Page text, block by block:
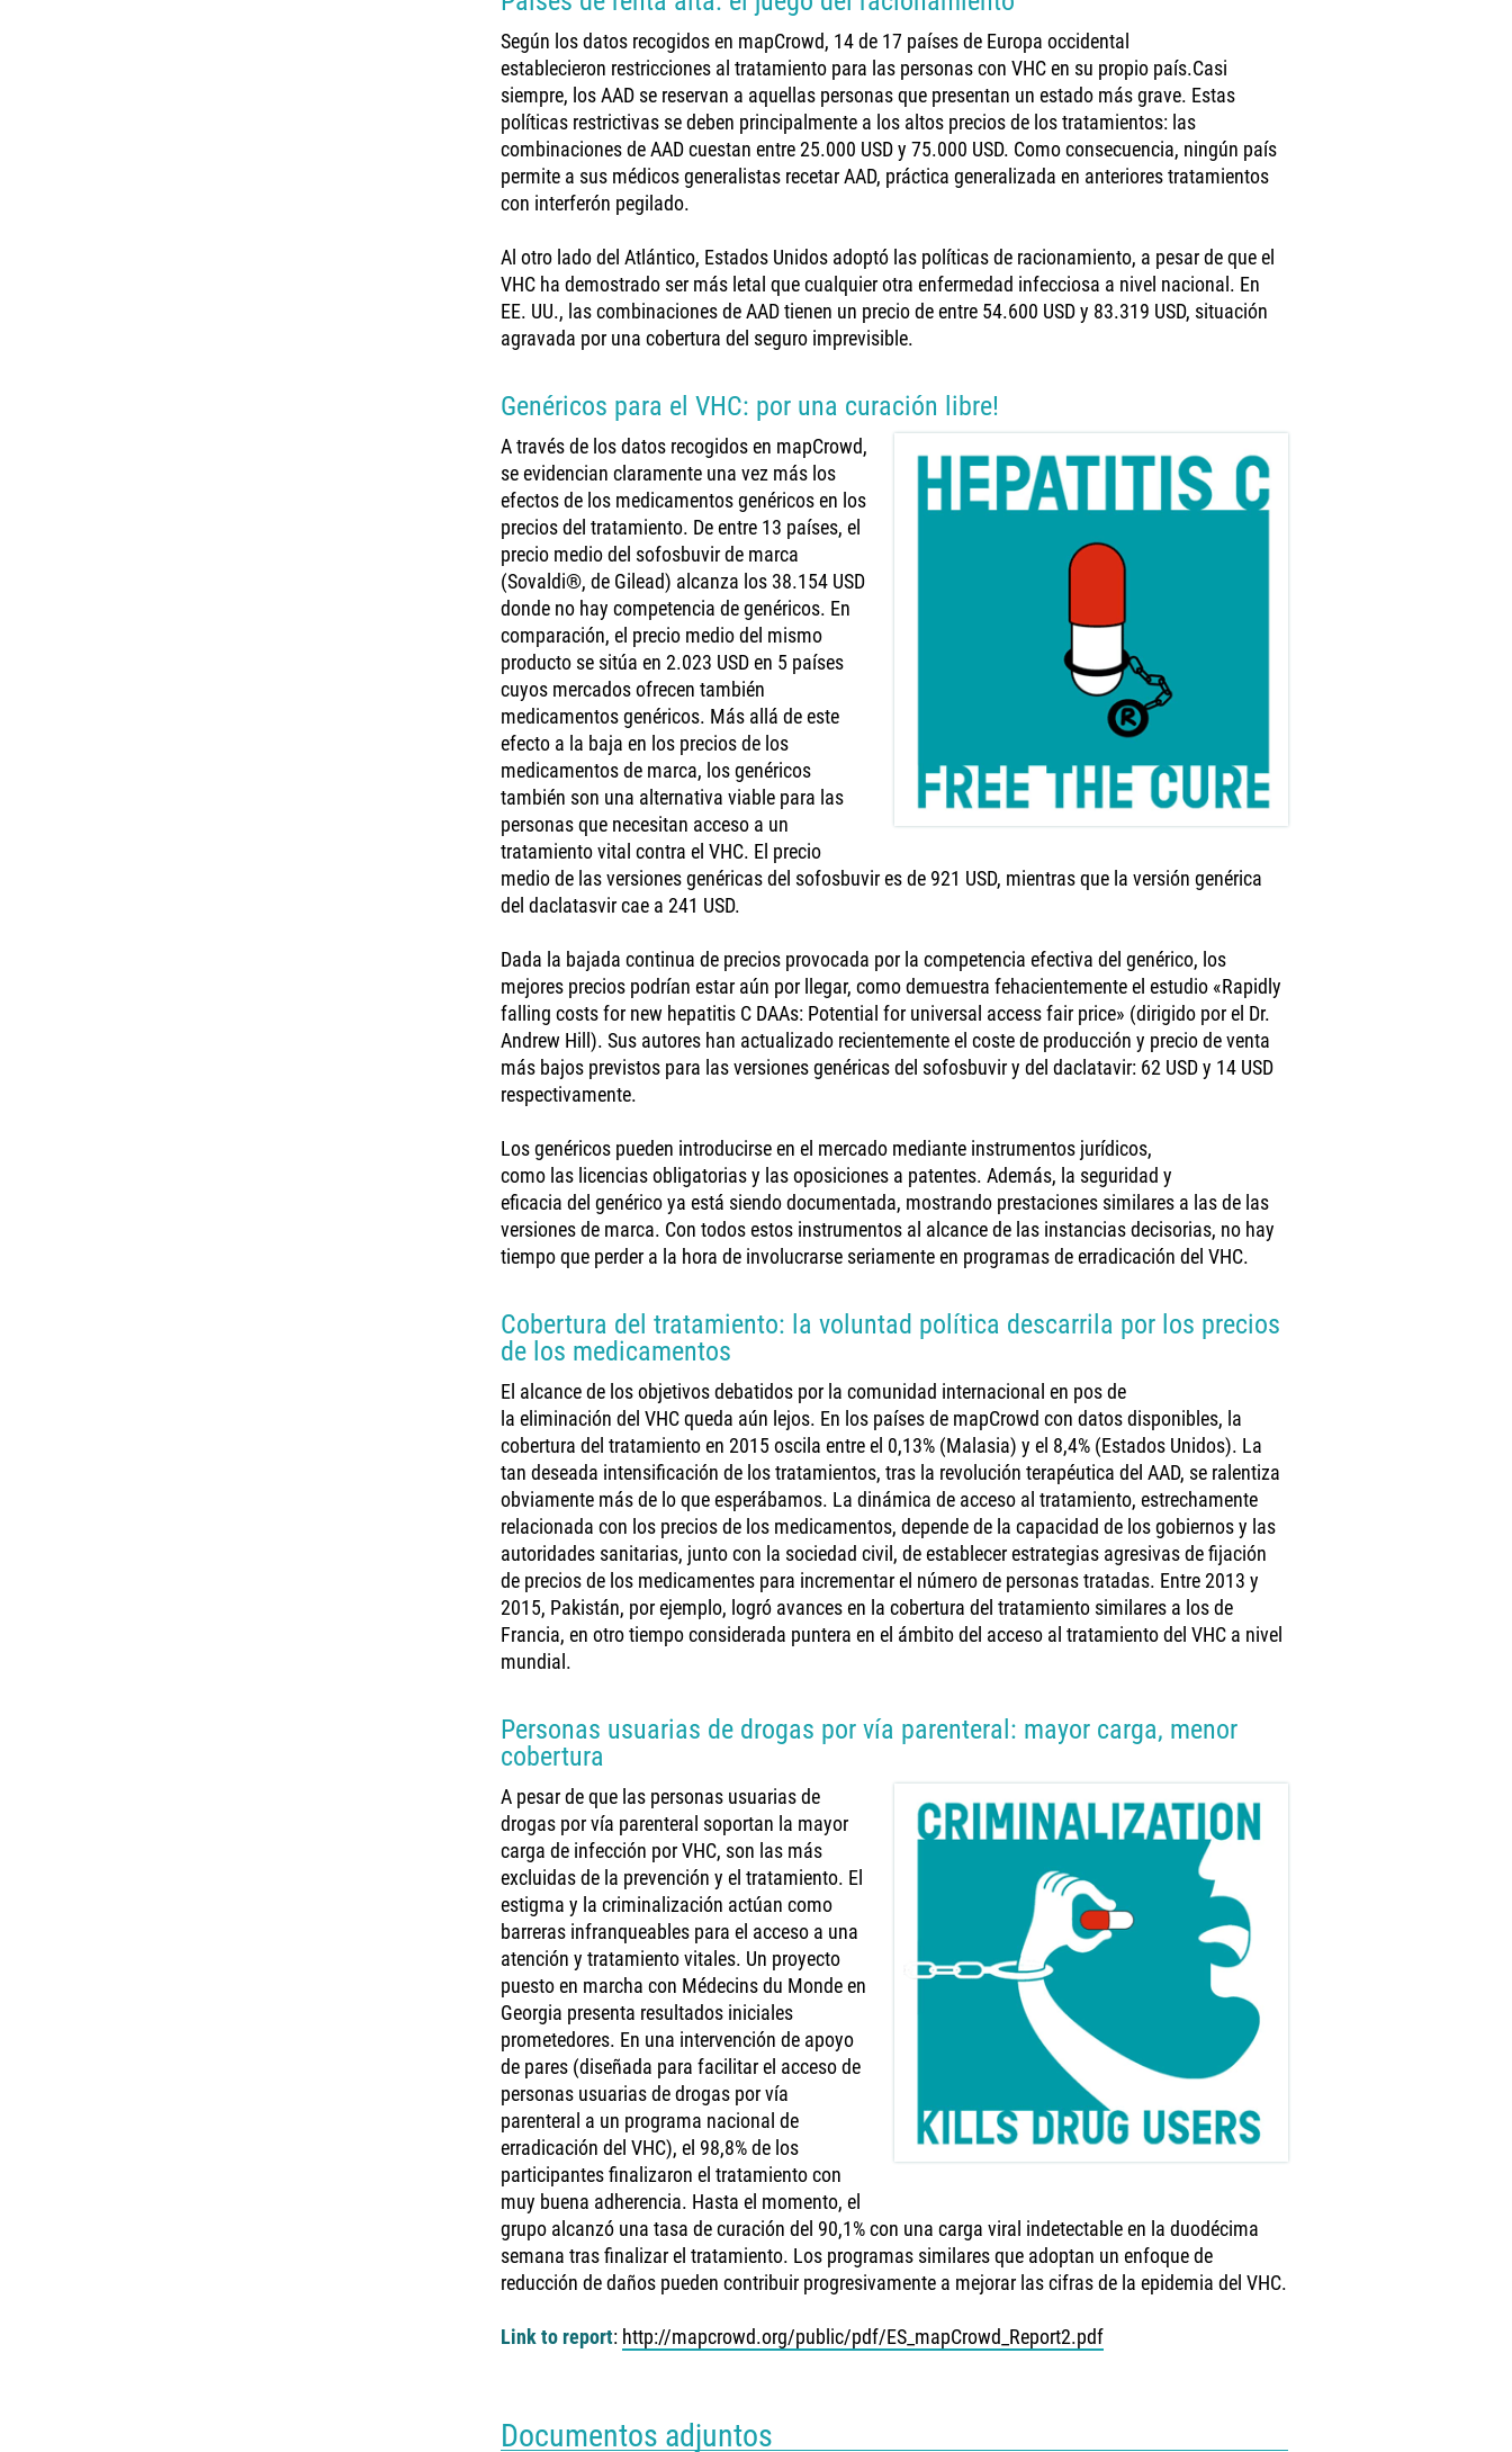
Según los datos recogidos en mapCrowd, 14 de 17 países de Europa occidental
establecieron restricciones al tratamiento para las personas con VHC en su propio país.Casi
siempre, los AAD se reservan a aquellas personas que presentan un estado más grave. Estas
políticas restrictivas se deben principalmente a los altos precios de los tratamientos: las
combinaciones de AAD cuestan entre 25.000 USD y 75.000 USD. Como consecuencia, ningún país
permite a sus médicos generalistas recetar AAD, práctica generalizada en anteriores tratamientos
con interferón pegilado.
Al otro lado del Atlántico, Estados Unidos adoptó las políticas de racionamiento, a pesar de que el
VHC ha demostrado ser más letal que cualquier otra enfermedad infecciosa a nivel nacional. En
EE. UU., las combinaciones de AAD tienen un precio de entre 54.600 USD y 83.319 USD, situación
agravada por una cobertura del seguro imprevisible.
Genéricos para el VHC: por una curación libre!
A través de los datos recogidos en mapCrowd,
se evidencian claramente una vez más los
efectos de los medicamentos genéricos en los
precios del tratamiento. De entre 13 países, el
precio medio del sofosbuvir de marca
(Sovaldi®, de Gilead) alcanza los 38.154 USD
donde no hay competencia de genéricos. En
comparación, el precio medio del mismo
producto se sitúa en 2.023 USD en 5 países
cuyos mercados ofrecen también
medicamentos genéricos. Más allá de este
efecto a la baja en los precios de los
medicamentos de marca, los genéricos
también son una alternativa viable para las
personas que necesitan acceso a un
tratamiento vital contra el VHC. El precio
medio de las versiones genéricas del sofosbuvir es de 921 USD, mientras que la versión genérica
del daclatasvir cae a 241 USD.
Dada la bajada continua de precios provocada por la competencia efectiva del genérico, los
mejores precios podrían estar aún por llegar, como demuestra fehacientemente el estudio «Rapidly
falling costs for new hepatitis C DAAs: Potential for universal access fair price» (dirigido por el Dr.
Andrew Hill). Sus autores han actualizado recientemente el coste de producción y precio de venta
más bajos previstos para las versiones genéricas del sofosbuvir y del daclatavir: 62 USD y 14 USD
respectivamente.
Los genéricos pueden introducirse en el mercado mediante instrumentos jurídicos,
como las licencias obligatorias y las oposiciones a patentes. Además, la seguridad y
eficacia del genérico ya está siendo documentada, mostrando prestaciones similares a las de las
versiones de marca. Con todos estos instrumentos al alcance de las instancias decisorias, no hay
tiempo que perder a la hora de involucrarse seriamente en programas de erradicación del VHC.
Cobertura del tratamiento: la voluntad política descarrila por los precios
de los medicamentos
El alcance de los objetivos debatidos por la comunidad internacional en pos de
la eliminación del VHC queda aún lejos. En los países de mapCrowd con datos disponibles, la
cobertura del tratamiento en 2015 oscila entre el 0,13% (Malasia) y el 8,4% (Estados Unidos). La
tan deseada intensificación de los tratamientos, tras la revolución terapéutica del AAD, se ralentiza
obviamente más de lo que esperábamos. La dinámica de acceso al tratamiento, estrechamente
relacionada con los precios de los medicamentos, depende de la capacidad de los gobiernos y las
autoridades sanitarias, junto con la sociedad civil, de establecer estrategias agresivas de fijación
de precios de los medicamentes para incrementar el número de personas tratadas. Entre 2013 y
2015, Pakistán, por ejemplo, logró avances en la cobertura del tratamiento similares a los de
Francia, en otro tiempo considerada puntera en el ámbito del acceso al tratamiento del VHC a nivel
mundial.
Personas usuarias de drogas por vía parenteral: mayor carga, menor
cobertura
A pesar de que las personas usuarias de
drogas por vía parenteral soportan la mayor
carga de infección por VHC, son las más
excluidas de la prevención y el tratamiento. El
estigma y la criminalización actúan como
barreras infranqueables para el acceso a una
atención y tratamiento vitales. Un proyecto
puesto en marcha con Médecins du Monde en
Georgia presenta resultados iniciales
prometedores. En una intervención de apoyo
de pares (diseñada para facilitar el acceso de
personas usuarias de drogas por vía
parenteral a un programa nacional de
erradicación del VHC), el 98,8% de los
participantes finalizaron el tratamiento con
muy buena adherencia. Hasta el momento, el
grupo alcanzó una tasa de curación del 90,1% con una carga viral indetectable en la duodécima
semana tras finalizar el tratamiento. Los programas similares que adoptan un enfoque de
reducción de daños pueden contribuir progresivamente a mejorar las cifras de la epidemia del VHC.
Link to report: http://mapcrowd.org/public/pdf/ES_mapCrowd_Report2.pdf
Documentos adjuntos